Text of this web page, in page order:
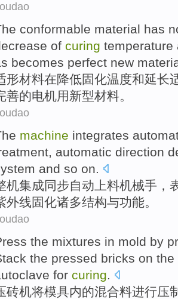
conformable material has
of curing temperature
becomes perfect new
形材料在降低固化温度和延长
善的电机用新型材料。
machine integrates
, automatic direction
and so on.
机集成同步自动 上料机械手 ，
外线固化诸多结构与功能。
the mixtures in mold by
the pressed bricks on the
for curing
砖机将模具内的混合料进行压